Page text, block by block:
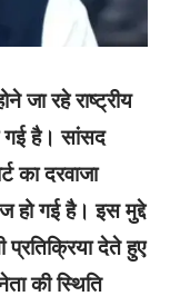
जा रहे राष्ट्रीय
गई है। सांसद
का दरवाजा
हो गई है। इस मुद्दे
प्रतिक्रिया देते हुए
की स्थिति